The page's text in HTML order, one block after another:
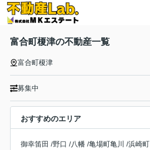
富合町榎津の不動産一覧
富合町榎津
募集中
おすすめのエリア
御幸笛田 /野口 /八幡 /亀場町亀川 /浜崎町